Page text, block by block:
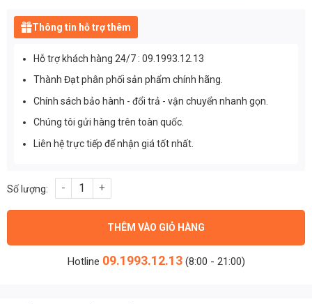
Thông tin hỗ trợ thêm
Hỗ trợ khách hàng 24/7 : 09.1993.12.13
Thành Đạt phân phối sản phẩm chính hãng.
Chính sách bảo hành - đổi trả - vận chuyển nhanh gọn.
Chúng tôi gửi hàng trên toàn quốc.
Liên hệ trực tiếp để nhận giá tốt nhất.
Đèn Pha Chống Nổ Cao Cấp 200w (TDFCN- EX3/200) Thành
THÊM VÀO GIỎ HÀNG
Hotline 09.1993.12.13 (8:00 - 21:00)